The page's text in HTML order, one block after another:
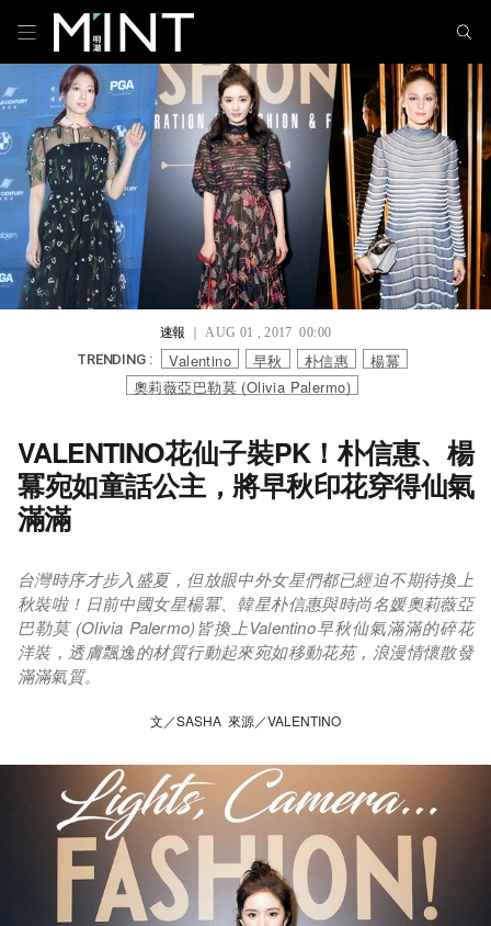
速報 ｜ AUG 01 , 2017 00:00
TRENDING : Valentino 早秋 朴信惠
楊冪
奧莉薇亞巴勒莫 (Olivia Palermo)
VALENTINO花仙子裝PK！朴信惠、楊
冪宛如童話公主，將早秋印花穿得仙氣
滿滿
台灣時序才步入盛夏，但放眼中外女星們都已經迫不期待換上
秋裝啦！日前中國女星楊冪、韓星朴信惠與時尚名媛奧莉薇亞
巴勒莫 (Olivia Palermo)皆換上Valentino早秋仙氣滿滿的碎花
洋裝，透膚飄逸的材質行動起來宛如移動花苑，浪漫情懷散發
滿滿氣質。
文／SASHA 來源／VALENTINO